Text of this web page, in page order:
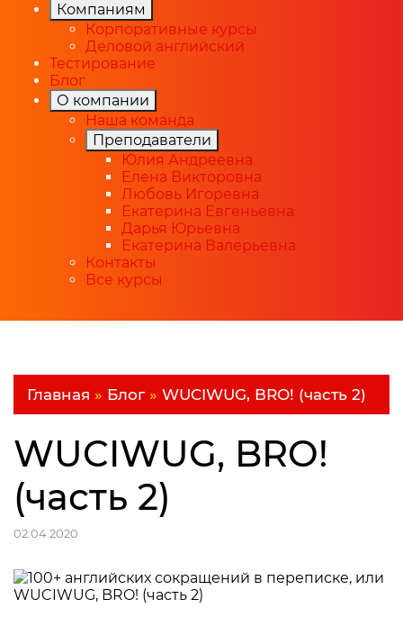
Компаниям
Корпоративные курсы
Деловой английский
Тестирование
Блог
О компании
Наша команда
Преподаватели
Юлия Андреевна
Елена Викторовна
Любовь Игоревна
Екатерина Евгеньевна
Дарья Юрьевна
Екатерина Валерьевна
Контакты
Все курсы
Главная » Блог» WUCIWUG, BRO! (часть 2)
WUCIWUG, BRO!
(часть 2)
02.04.2020